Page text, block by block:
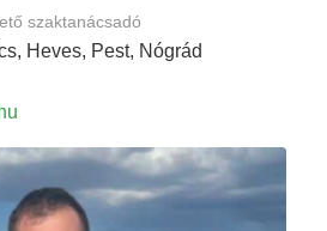
szaktanácsadó
Heves, Pest, Nógrád